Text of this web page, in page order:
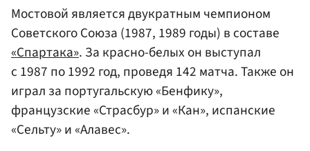
Мостовой является двукратным чемпионом
Советского Союза (1987, 1989 годы) в составе
«Спартака». За красно-белых он выступал
с 1987 по 1992 год, проведя 142 матча. Также он
играл за португальскую «Бенфику»,
французские «Страсбур» и «Кан», испанские
«Сельту» и «Алавес».